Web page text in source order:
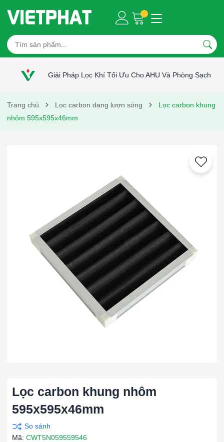
Giải Pháp Lọc Khí Tối Ưu Cho AHU Và Phòng Sạch
Trang chủ Lọc carbon dạng lượn sóng
Lọc carbon khung
nhôm 595x595x46mm
Lọc carbon khung nhôm
595x595x46mm
Mã: CWT5N059559546